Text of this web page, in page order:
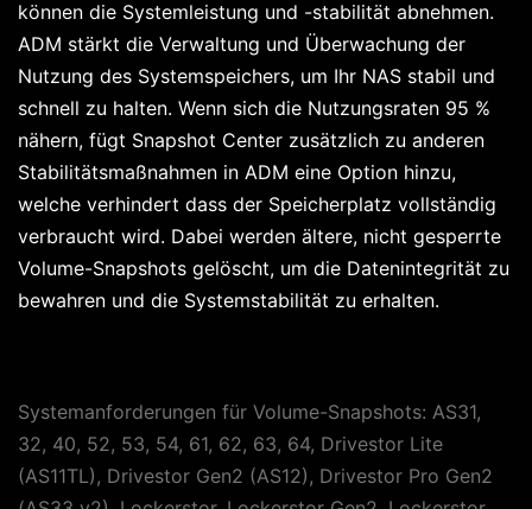
können die Systemleistung und -stabilität abnehmen.
ADM stärkt die Verwaltung und Überwachung der
Nutzung des Systemspeichers, um Ihr NAS stabil und
schnell zu halten. Wenn sich die Nutzungsraten 95 %
nähern, fügt Snapshot Center zusätzlich zu anderen
Stabilitätsmaßnahmen in ADM eine Option hinzu,
welche verhindert dass der Speicherplatz vollständig
verbraucht wird. Dabei werden ältere, nicht gesperrte
Volume-Snapshots gelöscht, um die Datenintegrität zu
bewahren und die Systemstabilität zu erhalten.
Systemanforderungen für Volume-Snapshots: AS31,
32, 40, 52, 53, 54, 61, 62, 63, 64, Drivestor Lite
(AS11TL), Drivestor Gen2 (AS12), Drivestor Pro Gen2